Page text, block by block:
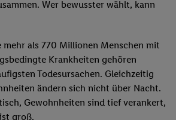
Wer bewusster wählt, kann
als 770 Millionen Menschen mit
Krankheiten gehören
Todesursachen. Gleichzeitig
ändern sich nicht über Nacht.
Gewohnheiten sind tief verankert,
groß.